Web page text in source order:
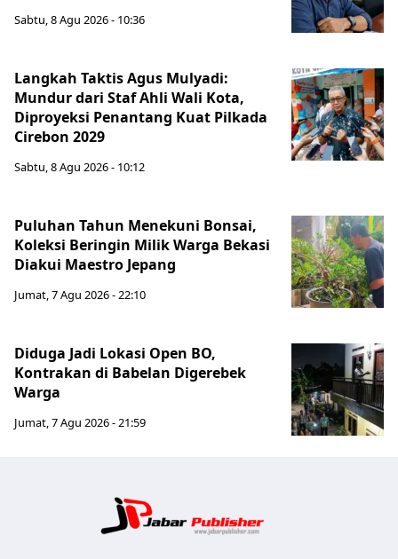
Sabtu, 8 Agu 2026 - 10:36
Langkah Taktis Agus Mulyadi:
Mundur dari Staf Ahli Wali Kota,
Diproyeksi Penantang Kuat Pilkada
Cirebon 2029
Sabtu, 8 Agu 2026 - 10:12
Puluhan Tahun Menekuni Bonsai,
Koleksi Beringin Milik Warga Bekasi
Diakui Maestro Jepang
Jumat, 7 Agu 2026 - 22:10
Diduga Jadi Lokasi Open BO,
Kontrakan di Babelan Digerebek
Warga
Jumat, 7 Agu 2026 - 21:59